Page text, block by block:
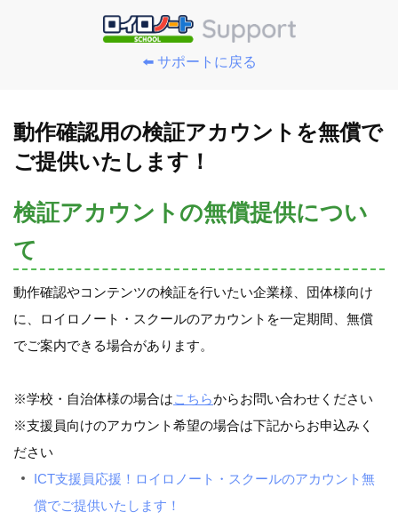
⬅️ サポートに戻る
動作確認用の検証アカウントを無償で
ご提供いたします！
検証アカウントの無償提供につい
て
動作確認やコンテンツの検証を行いたい企業様、団体様向け
に、ロイロノート・スクールのアカウントを一定期間、無償
でご案内できる場合があります。
※学校・自治体様の場合はこちらからお問い合わせください
※支援員向けのアカウント希望の場合は下記からお申込みく
ださい
ICT支援員応援！ロイロノート・スクールのアカウント無
償でご提供いたします！